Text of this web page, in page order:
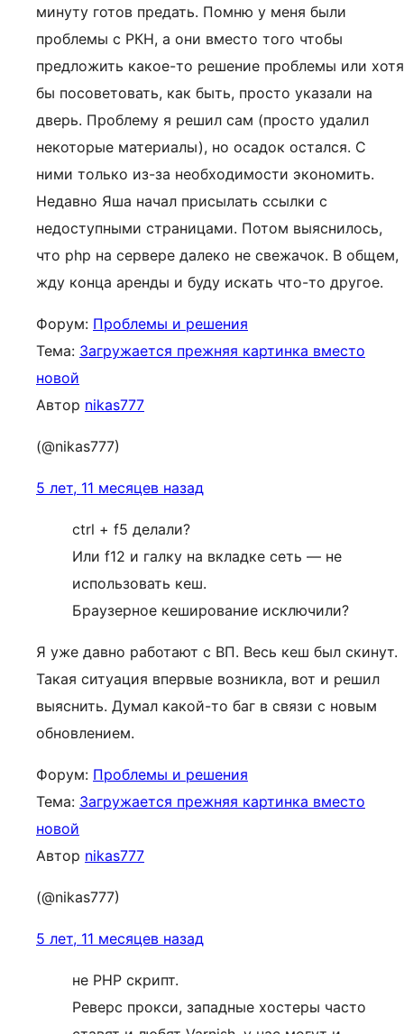
минуту готов предать. Помню у меня были
проблемы с РКН, а они вместо того чтобы
предложить какое-то решение проблемы или хотя
бы посоветовать, как быть, просто указали на
дверь. Проблему я решил сам (просто удалил
некоторые материалы), но осадок остался. С
ними только из-за необходимости экономить.
Недавно Яша начал присылать ссылки с
недоступными страницами. Потом выяснилось,
что php на сервере далеко не свежачок. В общем,
жду конца аренды и буду искать что-то другое.
Форум: Проблемы и решения
Тема: Загружается прежняя картинка вместо
новой
Автор nikas777
(@nikas777)
5 лет, 11 месяцев назад
ctrl + f5 делали?
Или f12 и галку на вкладке сеть — не
использовать кеш.
Браузерное кеширование исключили?
Я уже давно работают с ВП. Весь кеш был скинут.
Такая ситуация впервые возникла, вот и решил
выяснить. Думал какой-то баг в связи с новым
обновлением.
Форум: Проблемы и решения
Тема: Загружается прежняя картинка вместо
новой
Автор nikas777
(@nikas777)
5 лет, 11 месяцев назад
не PHP скрипт.
Реверс прокси, западные хостеры часто